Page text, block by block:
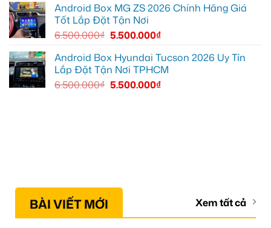
Android Box MG ZS 2026 Chính Hãng Giá
Tốt Lắp Đặt Tận Nơi
6.500.000₫ 5.500.000₫
Android Box Hyundai Tucson 2026 Uy Tín
Lắp Đặt Tận Nơi TPHCM
6.500.000₫ 5.500.000₫
BÀI VIẾT MỚI Xem tất cả